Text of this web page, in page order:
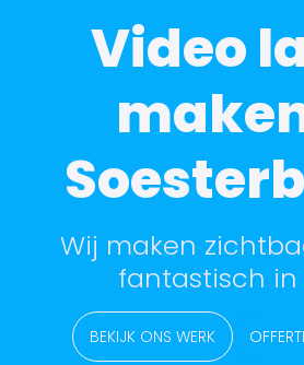
Video
Wij maken
fantastisch in
BEKIJK ONS WERK